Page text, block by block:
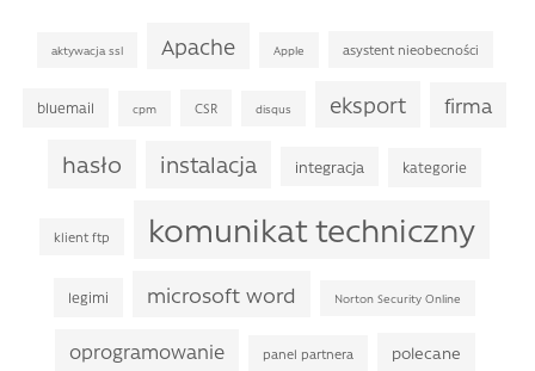
aktywacja ssl Apache Apple asystent nieobecności
bluemail cpm CSR disqus eksport firma
hasło instalacja integracja kategorie
klient ftp komunikat techniczny
legimi microsoft word Norton Security Online
oprogramowanie panel partnera polecane